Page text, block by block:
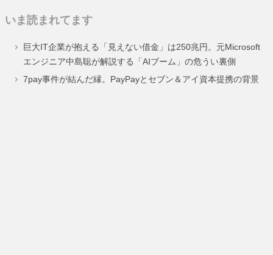
いま読まれてます
巨大IT企業が抱える「見えない借金」は250兆円。元Microsoft
エンジニア中島聡が解説する「AIブーム」の危うい裏側
7pay事件が結んだ縁。PayPayとセブン＆アイ資本提携の背景